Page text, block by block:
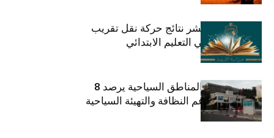
وزارة التربية تنشر نتائج حركة نقل تقريب
الأزواج لمدرّسي التعليم الابتدائي
صندوق حماية المناطق السياحية يرصد 8
مليون دينار لدعم النظافة والتهيئة السياحية